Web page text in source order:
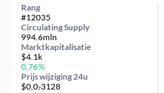
Circulating Supply
994.6mln
Prijs wijziging 24u
$0,0₇3128
Marktkapitalisatie
$4.1k
0,76%
Rang
#12035